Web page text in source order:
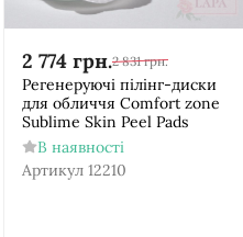
2 774 грн.2 831 грн.
Регенеруючі пілінг-диски
для обличчя Comfort zone
Sublime Skin Peel Pads
В наявності
Артикул 12210